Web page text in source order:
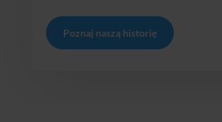
Poznaj naszą historię